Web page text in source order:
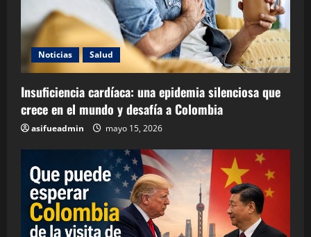
Noticias Salud
Insuficiencia cardíaca: una epidemia silenciosa que
crece en el mundo y desafía a Colombia
asifueadmin mayo 15, 2026